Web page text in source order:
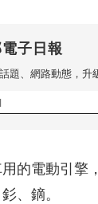
子日報
題、網路動態，升
的電動引擎
、鏑。